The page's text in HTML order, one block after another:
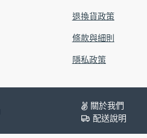
退換貨政策
條款與細則
隱私政策
關於我們
配送說明